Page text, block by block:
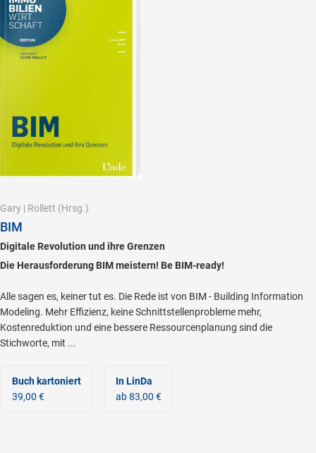
Gary | Rollett (Hrsg.)
BIM
Digitale Revolution und ihre Grenzen
Die Herausforderung BIM meistern! Be BIM-ready!
Alle sagen es, keiner tut es. Die Rede ist von BIM - Building Information
Modeling. Mehr Effizienz, keine Schnittstellenprobleme mehr,
Kostenreduktion und eine bessere Ressourcenplanung sind die
Stichworte, mit ...
Buch kartoniert
39,00 €
In LinDa
ab 83,00 €